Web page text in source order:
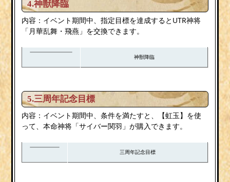
4.神獣降臨
内容：イベント期間中、指定目標を達成するとUTR神将
「月華乱舞・飛燕」を交換できます。
神獣降臨
5.三周年記念目標
内容：イベント期間中、条件を満たすと、【虹玉】を使
って、本命神将「サイバー関羽」が購入できます。
三周年記念目標